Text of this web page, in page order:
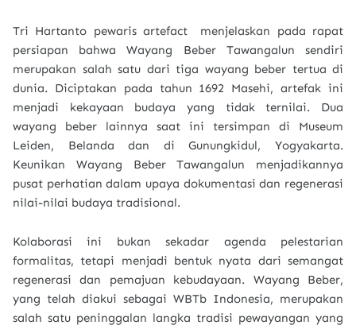
Tri Hartanto pewaris artefact menjelaskan pada rapat
persiapan bahwa Wayang Beber Tawangalun sendiri
merupakan salah satu dari tiga wayang beber tertua di
dunia. Diciptakan pada tahun 1692 Masehi, artefak ini
menjadi kekayaan budaya yang tidak ternilai. Dua
wayang beber lainnya saat ini tersimpan di Museum
Leiden, Belanda dan diGunungkidul, Yogyakarta.
Keunikan Wayang Beber Tawangalun menjadikannya
pusat perhatian dalam upaya dokumentasi dan regenerasi
nilai-nilai budaya tradisional.
Kolaborasi ini bukan sekadar agenda pelestarian
formalitas, tetapi menjadi bentuk nyata dari semangat
regenerasi dan pemajuan kebudayaan. Wayang Beber,
yang telah diakui sebagai WBTb Indonesia, merupakan
salah satu peninggalan langka tradisi pewayangan yang